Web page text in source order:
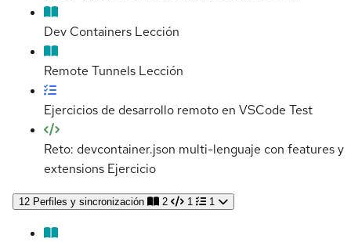
Dev Containers Lección
Remote Tunnels Lección
Ejercicios de desarrollo remoto en VSCode Test
Reto: devcontainer.json multi-lenguaje con features y
extensions Ejercicio
12 Perfiles y sincronización 2 1 1